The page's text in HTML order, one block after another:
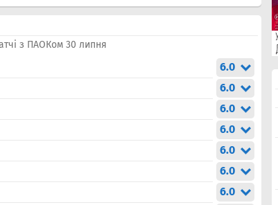
з ПАОКом 30 липня
6.0
6.0
6.0
6.0
6.0
6.0
6.0